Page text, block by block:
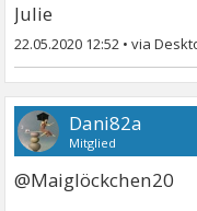
Julie
22.05.2020 12:52 •
Dani82a
Mitglied
@Maiglöckchen20